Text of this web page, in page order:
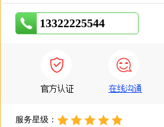
13322225544
服务星级：